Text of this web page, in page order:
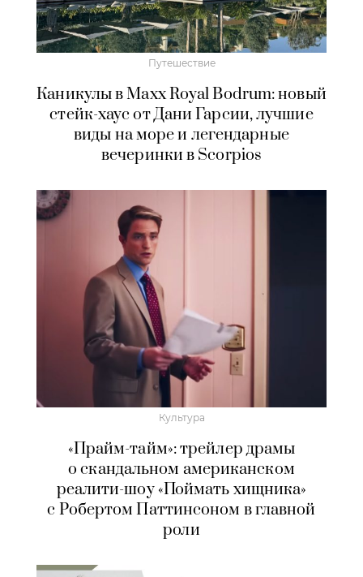
Путешествие
Каникулы в Maxx Royal Bodrum: новый
стейк-хаус от Дани Гарсии, лучшие
виды на море и легендарные
вечеринки в Scorpios
Культура
«Прайм-тайм»: трейлер драмы
о скандальном американском
реалити-шоу «Поймать хищника»
с Робертом Паттинсоном в главной
роли